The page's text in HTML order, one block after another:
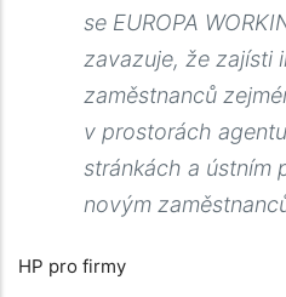
se EUROPA
zavazuje, že zajísti
zaměstnanců
v prostorách
stránkách a ústním
novým
HP pro firmy